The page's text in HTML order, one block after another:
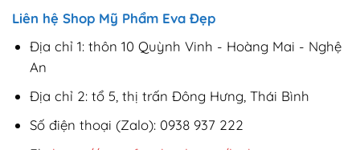
Liên hệ Shop Mỹ Phẩm Eva Đẹp
Địa chỉ 1: thôn 10 Quỳnh Vinh - Hoàng Mai - Nghệ
An
Địa chỉ 2: tổ 5, thị trấn Đông Hưng, Thái Bình
Số điện thoại (Zalo): 0938 937 222